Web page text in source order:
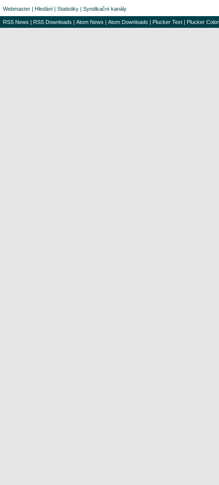
Webmaster | Hledání | Statistiky | Syndikační kanály
RSS News | RSS Downloads | Atom News | Atom Downloads | Plucker Text | Plucker Color